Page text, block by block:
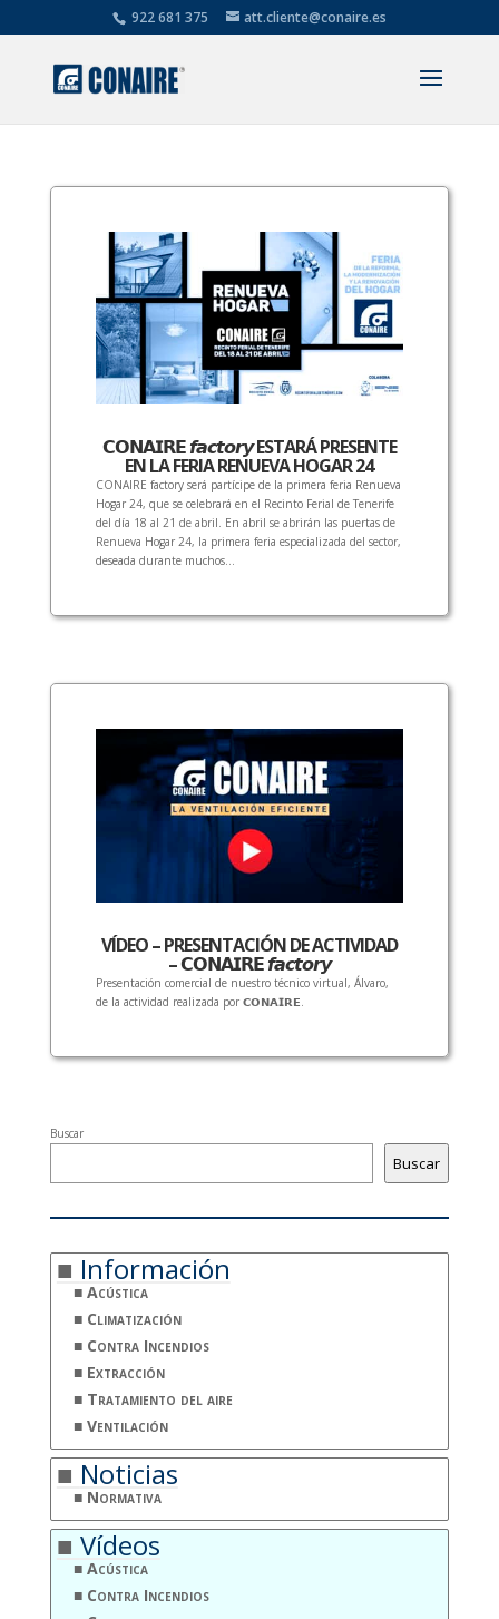
922 681 375 att.cliente@conaire.es
𝗖𝗢𝗡𝗔𝗜𝗥𝗘 𝙛𝙖𝙘𝙩𝙤𝙧𝙮 ESTARÁ PRESENTE
EN LA FERIA RENUEVA HOGAR 24
CONAIRE factory será partícipe de la primera feria Renueva
Hogar 24, que se celebrará en el Recinto Ferial de Tenerife
del día 18 al 21 de abril. En abril se abrirán las puertas de
Renueva Hogar 24, la primera feria especializada del sector,
deseada durante muchos...
VÍDEO – PRESENTACIÓN DE ACTIVIDAD
– 𝗖𝗢𝗡𝗔𝗜𝗥𝗘 𝙛𝙖𝙘𝙩𝙤𝙧𝙮
Presentación comercial de nuestro técnico virtual, Álvaro,
de la actividad realizada por 𝗖𝗢𝗡𝗔𝗜𝗥𝗘.
Buscar
Buscar
Información
Acústica
Climatización
Contra Incendios
Extracción
Tratamiento del aire
Ventilación
Noticias
Normativa
Vídeos
Acústica
Contra Incendios